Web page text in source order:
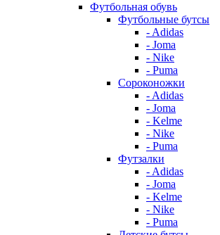
Футбольная обувь
Футбольные бутсы
- Adidas
- Joma
- Nike
- Puma
Сороконожки
- Adidas
- Joma
- Kelme
- Nike
- Puma
Футзалки
- Adidas
- Joma
- Kelme
- Nike
- Puma